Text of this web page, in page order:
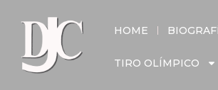
HOME
TIRO OLÍMPICO